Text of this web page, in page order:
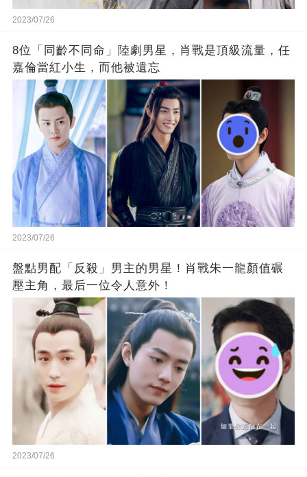
2023/07/26
8位「同齡不同命」陸劇男星，肖戰是頂級流量，任
嘉倫當紅小生，而他被遺忘
2023/07/26
盤點男配「反殺」男主的男星！肖戰朱一龍顏值碾
壓主角，最后一位令人意外！
2023/07/26